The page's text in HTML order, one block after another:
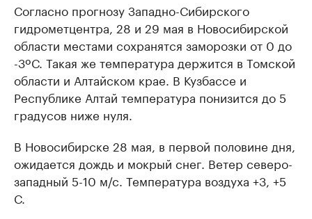
Согласно прогнозу Западно-Сибирского
гидрометцентра, 28 и 29 мая в Новосибирской
области местами сохранятся заморозки от 0 до
-3ºС. Такая же температура держится в Томской
области и Алтайском крае. В Кузбассе и
Республике Алтай температура понизится до 5
градусов ниже нуля.
В Новосибирске 28 мая, в первой половине дня,
ожидается дождь и мокрый снег. Ветер северо-
западный 5-10 м/с. Температура воздуха +3, +5
С.